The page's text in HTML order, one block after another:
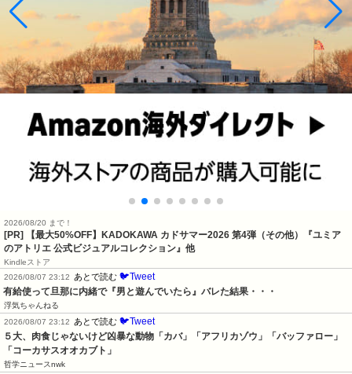
2026/08/20 まで！
[PR]
【最大50%OFF】KADOKAWA カドサマー2026 第4弾（その他）『ユミア
のアトリエ 公式ビジュアルコレクション』他
Kindleストア
2026/08/07 23:12
あとで読む 🐦Tweet
有給使って旦那に内緒で『男と遊んでいたら』バレた結果・・・
浮気ちゃんねる
2026/08/07 23:12
あとで読む 🐦Tweet
５大、肉食じゃないけど凶暴な動物「カバ」「アフリカゾウ」「バッファロー」
「コーカサスオオカブト」
哲学ニュースnwk